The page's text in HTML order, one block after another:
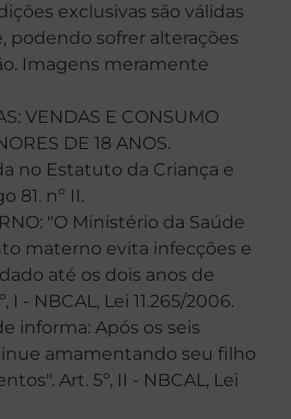
exclusivas são válidas
podendo sofrer alterações
Imagens meramente
VENDAS E CONSUMO
DE 18 ANOS.
no Estatuto da Criança e
81. nº II.
"O Ministério da Saúde
materno evita infecções e
até os dois anos de
I - NBCAL, Lei 11.265/2006.
informa: Após os seis
amamentando seu filho
Art. 5º, II - NBCAL, Lei